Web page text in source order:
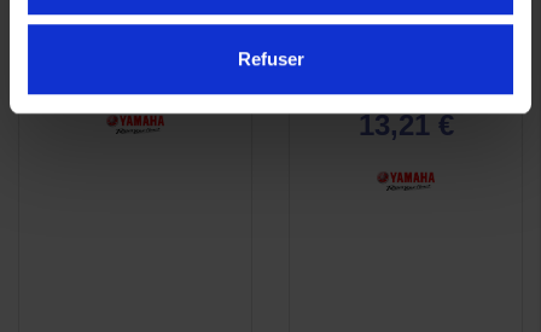
Refuser
YAMALUBE Coolant 1L
13,21 €
RAPIDE
RAPIDE